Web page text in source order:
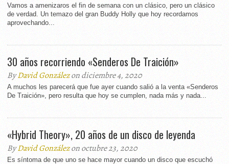
Vamos a amenizaros el fin de semana con un clásico, pero un clásico
de verdad. Un temazo del gran Buddy Holly que hoy recordamos
aprovechando...
30 años recorriendo «Senderos De Traición»
ByDavid Gonzálezon diciembre 4, 2020
A muchos les parecerá que fue ayer cuando salió a la venta «Senderos
De Traición», pero resulta que hoy se cumplen, nada más y nada...
«Hybrid Theory», 20 años de un disco de leyenda
ByDavid Gonzálezon octubre 23, 2020
Es síntoma de que uno se hace mayor cuando un disco que escuchó